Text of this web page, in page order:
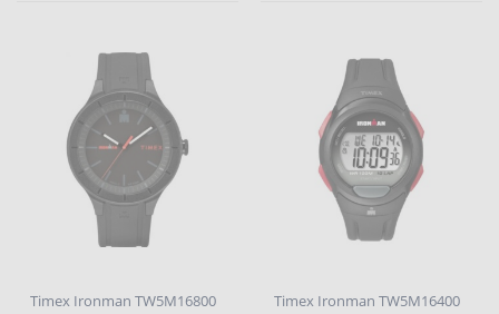
Timex Ironman TW5M16800 Timex Ironman TW5M16400